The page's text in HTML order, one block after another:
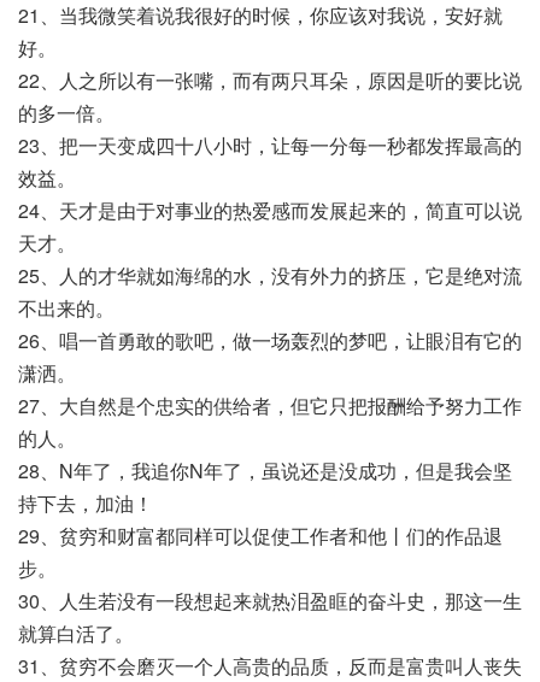
21、当我微笑着说我很好的时候，你应该对我说，安好就
好。
22、人之所以有一张嘴，而有两只耳朵，原因是听的要比说
的多一倍。
23、把一天变成四十八小时，让每一分每一秒都发挥最高的
效益。
24、天才是由于对事业的热爱感而发展起来的，简直可以说
天才。
25、人的才华就如海绵的水，没有外力的挤压，它是绝对流
不出来的。
26、唱一首勇敢的歌吧，做一场轰烈的梦吧，让眼泪有它的
潇洒。
27、大自然是个忠实的供给者，但它只把报酬给予努力工作
的人。
28、N年了，我追你N年了，虽说还是没成功，但是我会坚
持下去，加油！
29、贫穷和财富都同样可以促使工作者和他丨们的作品退
步。
30、人生若没有一段想起来就热泪盈眶的奋斗史，那这一生
就算白活了。
31、贫穷不会磨灭一个人高贵的品质，反而是富贵叫人丧失